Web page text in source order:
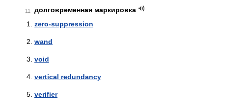
11 долговременная маркировка
zero-suppression
wand
void
vertical redundancy
verifier